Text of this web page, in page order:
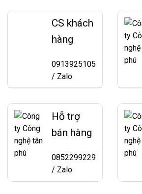
CS khách
hàng
0913925105
/ Zalo
Hỗ trợ
bán hàng
0852299229
/ Zalo